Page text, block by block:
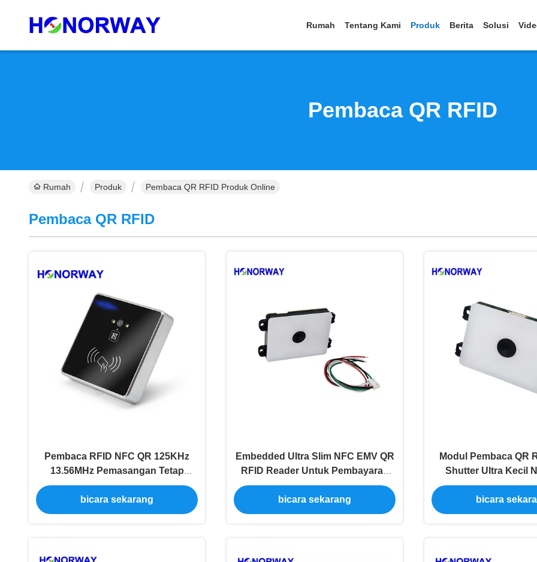
Rumah Tentang Kami Produk Berita Solusi
Pembaca QR RFID
Rumah Produk Pembaca QR RFID Produk Online
Pembaca QR RFID
Pembaca RFID NFC QR 125KHz
13.56MHz Pemasangan Tetap
untuk Kontrol Akses Modern
bicara sekarang
Embedded Ultra Slim NFC EMV QR
RFID Reader Untuk Pembayaran
Seluler Dan Kontrol Akses
bicara sekarang
Modul Pembaca QR
Shutter Ultra Kecil
Kunci Pintu dan
bicara